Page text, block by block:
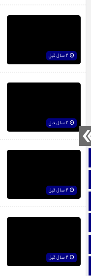
آپارات
تلگرام